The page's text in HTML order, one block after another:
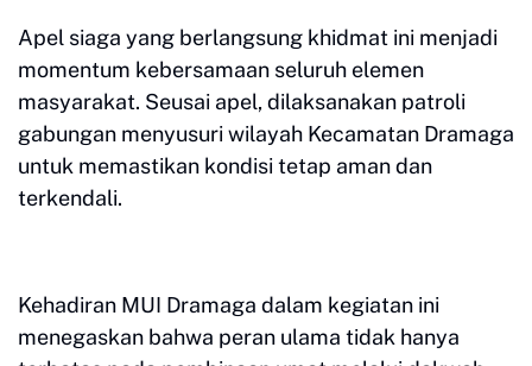
Apel siaga yang berlangsung khidmat ini menjadi
momentum kebersamaan seluruh elemen
masyarakat. Seusai apel, dilaksanakan patroli
gabungan menyusuri wilayah Kecamatan Dramaga
untuk memastikan kondisi tetap aman dan
terkendali.
Kehadiran MUI Dramaga dalam kegiatan ini
menegaskan bahwa peran ulama tidak hanya